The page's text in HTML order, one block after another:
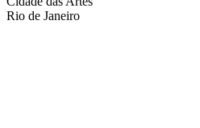
Rio de Janeiro